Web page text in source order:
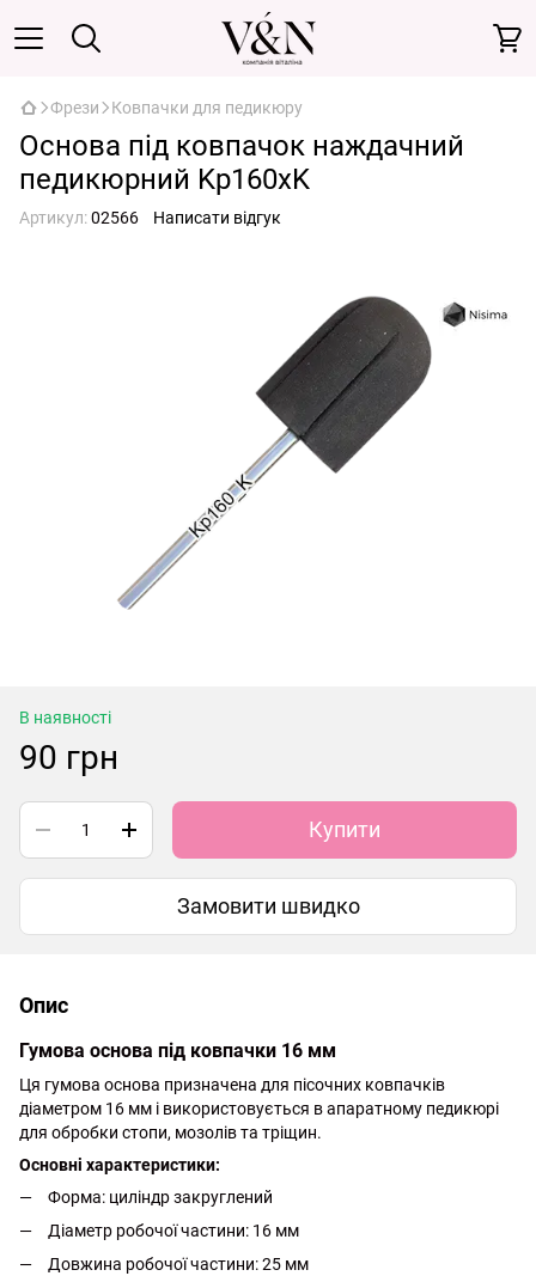
Фрези Ковпачки для педикюру
Основа під ковпачок наждачний
педикюрний Kp160xK
Артикул:02566 Написати відгук
В наявності
90 грн
Купити
Замовити швидко
Опис
Гумова основа під ковпачки 16 мм
Ця гумова основа призначена для пісочних ковпачків
діаметром 16 мм і використовується в апаратному педикюрі
для обробки стопи, мозолів та тріщин.
Основні характеристики:
Форма: циліндр закруглений
Діаметр робочої частини: 16 мм
Довжина робочої частини: 25 мм